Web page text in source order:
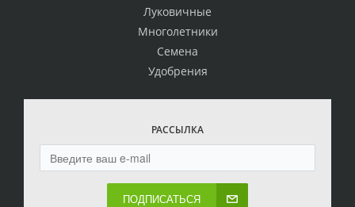
Луковичные
Многолетники
Семена
Удобрения
РАССЫЛКА
ПОДПИСАТЬСЯ